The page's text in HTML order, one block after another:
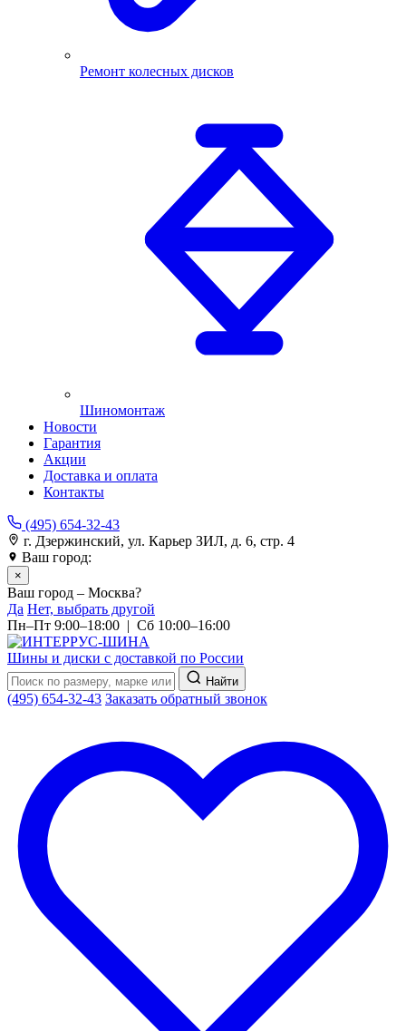
Ремонт колесных дисков
Шиномонтаж
Новости
Гарантия
Акции
Доставка и оплата
Контакты
(495) 654-32-43
г. Дзержинский, ул. Карьер ЗИЛ, д. 6, стр. 4
Ваш город:
×
Ваш город – Москва?
Да Нет, выбрать другой
Пн–Пт 9:00–18:00 | Сб 10:00–16:00
Шины и диски с доставкой по России
Найти
(495) 654-32-43 Заказать обратный звонок